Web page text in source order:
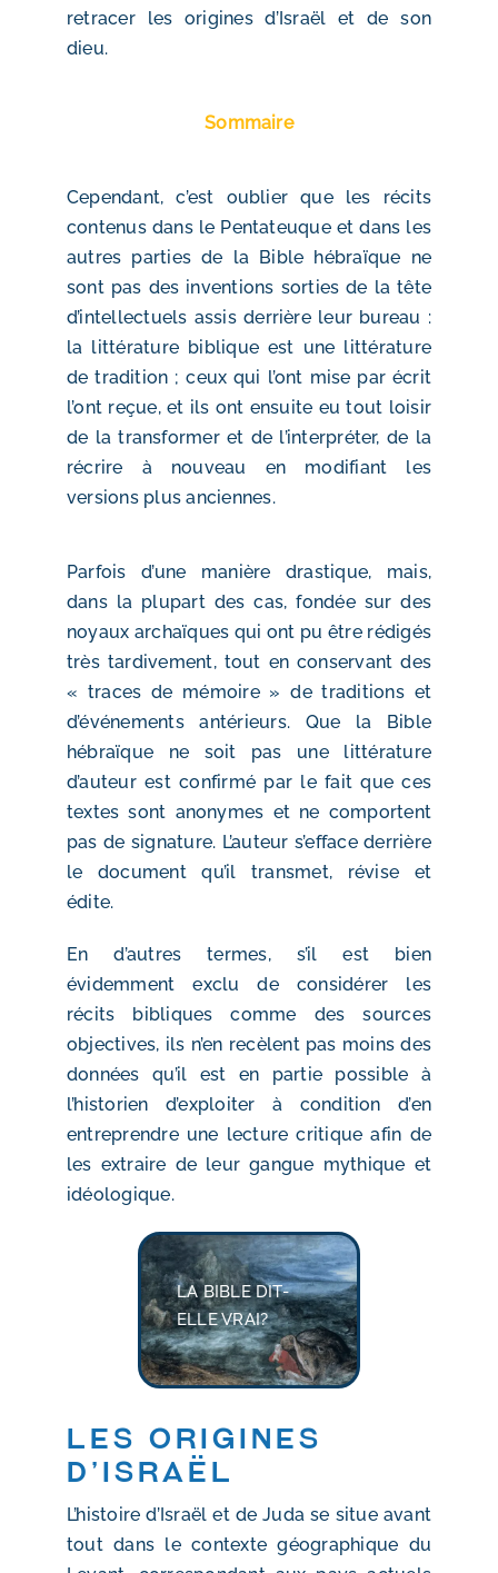
retracer les origines d’Israël et de son
dieu.
Sommaire
Cependant, c’est oublier que les récits
contenus dans le Pentateuque et dans les
autres parties de la Bible hébraïque ne
sont pas des inventions sorties de la tête
d’intellectuels assis derrière leur bureau :
la littérature biblique est une littérature
de tradition ; ceux qui l’ont mise par écrit
l’ont reçue, et ils ont ensuite eu tout loisir
de la transformer et de l’interpréter, de la
récrire à nouveau en modifiant les
versions plus anciennes.
Parfois d’une manière drastique, mais,
dans la plupart des cas, fondée sur des
noyaux archaïques qui ont pu être rédigés
très tardivement, tout en conservant des
« traces de mémoire » de traditions et
d’événements antérieurs. Que la Bible
hébraïque ne soit pas une littérature
d’auteur est confirmé par le fait que ces
textes sont anonymes et ne comportent
pas de signature. L’auteur s’efface derrière
le document qu’il transmet, révise et
édite.
En d’autres termes, s’il est bien
évidemment exclu de considérer les
récits bibliques comme des sources
objectives, ils n’en recèlent pas moins des
données qu’il est en partie possible à
l’historien d’exploiter à condition d’en
entreprendre une lecture critique afin de
les extraire de leur gangue mythique et
idéologique.
LA BIBLE DIT-
ELLE VRAI?
Les origines
d’Israël
L’histoire d’Israël et de Juda se situe avant
tout dans le contexte géographique du